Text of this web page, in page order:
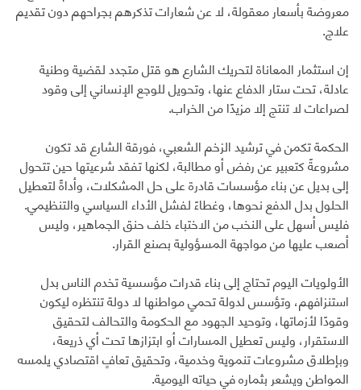
معروضة بأسعار معقولة، لا عن شعارات تذكرهم بجراحهم دون تقديم
علاج.
إن استثمار المعاناة لتحريك الشارع هو قتل متجدد لقضية وطنية
عادلة، تحت ستار الدفاع عنها، وتحويل للوجع الإنساني إلى وقود
لصراعات لا تنتج إلا مزيدًا من الخراب.
الحكمة تكمن في ترشيد الزخم الشعبي، فورقة الشارع قد تكون
مشروعةً كتعبير عن رفض أو مطالبة، لكنها تفقد شرعيتها حين تتحول
إلى بديل عن بناء مؤسسات قادرة على حل المشكلات، وأداةً لتعطيل
الحلول بدل الدفع نحوها، وغطاءً لفشل الأداء السياسي والتنظيمي.
فليس أسهل على النخب من الاختباء خلف حنق الجماهير، وليس
أصعب عليها من مواجهة المسؤولية بصنع القرار.
الأولويات اليوم تحتاج إلى بناء قدرات مؤسسية تخدم الناس بدل
استنزافهم، وتؤسس لدولة تحمي مواطنها لا دولة تنتظره ليكون
وقودًا لأزماتها، وتوحيد الجهود مع الحكومة والتحالف لتحقيق
الاستقرار، وليس تعطيل المسارات أو ابتزازها تحت أي ذريعة،
وبإطلاق مشروعات تنموية وخدمية، وتحقيق تعافٍ اقتصادي يلمسه
المواطن ويشعر بثماره في حياته اليومية.